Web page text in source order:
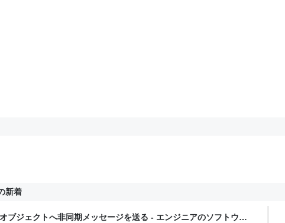
新着
ブジェクトへ非同期メッセージを送る - エンジニアのソフトウェ